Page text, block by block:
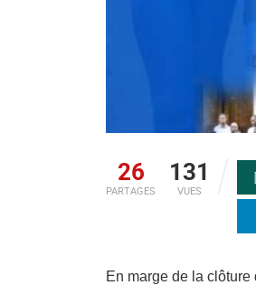
26
PARTAGES
131
VUES
En marge de la clôture